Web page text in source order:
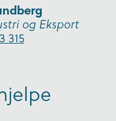
og Eksport
315